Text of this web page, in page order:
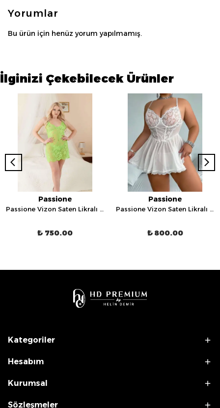
Yorumlar
Bu ürün için henüz yorum yapılmamış.
İlginizi Çekebilecek Ürünler
Passione
Passione Vizon Saten Likralı Dantelli Gecelik - 4008
₺ 750.00
Passione
Passione Vizon Saten Likralı Dantelli Gecelik - 13131
₺ 800.00
Kategoriler
Hesabım
Kurumsal
Sözleşmeler